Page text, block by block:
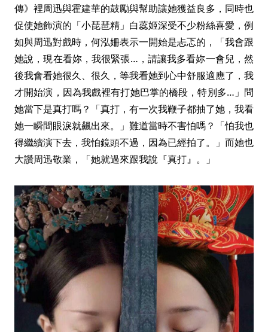
傳》裡周迅與霍建華的鼓勵與幫助讓她獲益良多，同時也
促使她飾演的「小琵琶精」白蕊姬深受不少粉絲喜愛，例
如與周迅對戲時，何泓姍表示一開始是忐忑的，「我會跟
她說，現在看妳，我很緊張…，請讓我多看妳一會兒，然
後我會看她很久、很久，等我看她到心中舒服適應了，我
才開始演，因為我戲裡有打她巴掌的橋段，特別多…」問
她當下是真打嗎？「真打，有一次我鞭子都抽了她，我看
她一瞬間眼淚就飆出來。」難道當時不害怕嗎？「怕我也
得繼續演下去，我怕鏡頭不過，因為已經拍了。」而她也
大讚周迅敬業，「她就過來跟我說『真打』。」